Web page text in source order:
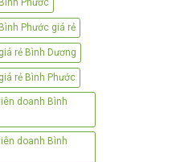
Phước
Phước giá rẻ
rẻ Bình Dương
rẻ Bình Phước
doanh Bình
doanh Bình